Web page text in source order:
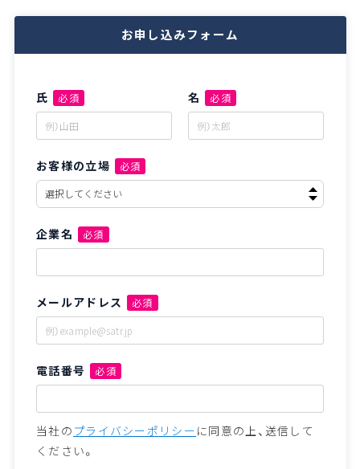
お申し込みフォーム
氏 必須 名 必須
お客様の立場 必須
企業名 必須
メールアドレス 必須
電話番号 必須
当社の プライバシーポリシー に同意の上、送信して
ください。